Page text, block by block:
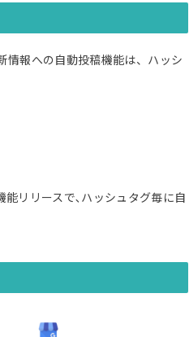
報への自動投稿機能は、ハッシ
リリースで､ハッシュタグ毎に自